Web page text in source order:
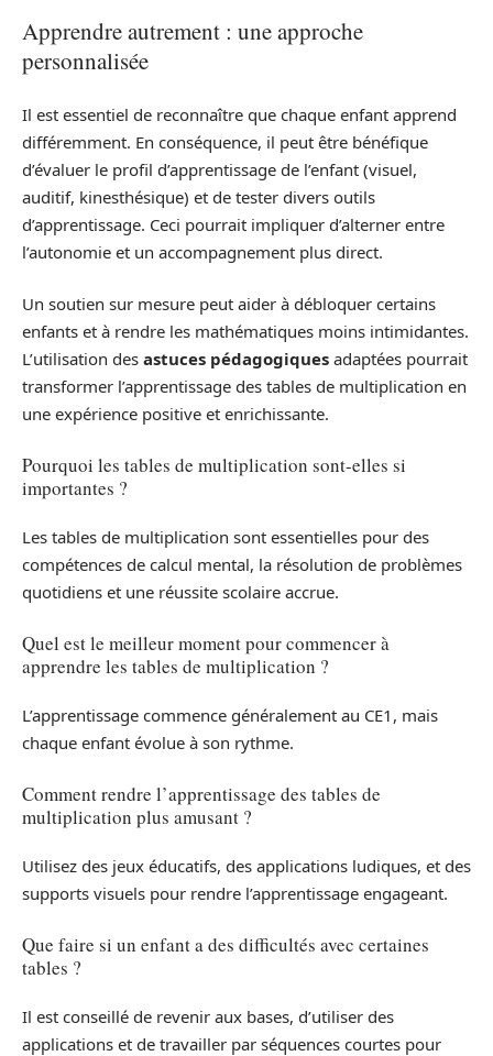
Apprendre autrement : une approche
personnalisée
Il est essentiel de reconnaître que chaque enfant apprend
différemment. En conséquence, il peut être bénéfique
d’évaluer le profil d’apprentissage de l’enfant (visuel,
auditif, kinesthésique) et de tester divers outils
d’apprentissage. Ceci pourrait impliquer d’alterner entre
l’autonomie et un accompagnement plus direct.
Un soutien sur mesure peut aider à débloquer certains
enfants et à rendre les mathématiques moins intimidantes.
L’utilisation des astuces pédagogiques adaptées pourrait
transformer l’apprentissage des tables de multiplication en
une expérience positive et enrichissante.
Pourquoi les tables de multiplication sont-elles si
importantes ?
Les tables de multiplication sont essentielles pour des
compétences de calcul mental, la résolution de problèmes
quotidiens et une réussite scolaire accrue.
Quel est le meilleur moment pour commencer à
apprendre les tables de multiplication ?
L’apprentissage commence généralement au CE1, mais
chaque enfant évolue à son rythme.
Comment rendre l’apprentissage des tables de
multiplication plus amusant ?
Utilisez des jeux éducatifs, des applications ludiques, et des
supports visuels pour rendre l’apprentissage engageant.
Que faire si un enfant a des difficultés avec certaines
tables ?
Il est conseillé de revenir aux bases, d’utiliser des
applications et de travailler par séquences courtes pour